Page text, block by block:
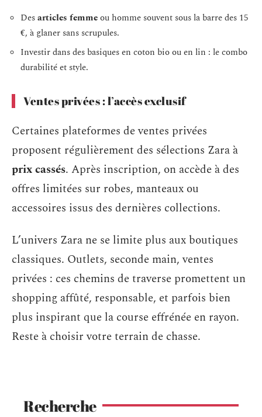
Desarticles femmeou homme souvent sous la barre des 15
€, à glaner sans scrupules.
Investir dans des basiques en coton bio ou en lin : le combo
durabilité et style.
Ventes privées : l’accès exclusif
Certaines plateformes de ventes privées
proposent régulièrement des sélections Zara à
prix cassés. Après inscription, on accède à des
offres limitées sur robes, manteaux ou
accessoires issus des dernières collections.
L’univers Zara ne se limite plus aux boutiques
classiques. Outlets, seconde main, ventes
privées : ces chemins de traverse promettent un
shopping affûté, responsable, et parfois bien
plus inspirant que la course effrénée en rayon.
Reste à choisir votre terrain de chasse.
Recherche